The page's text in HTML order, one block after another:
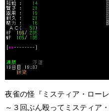
夜雀の怪『ミスティア・ロー
～３回ぶん殴ってミスティア